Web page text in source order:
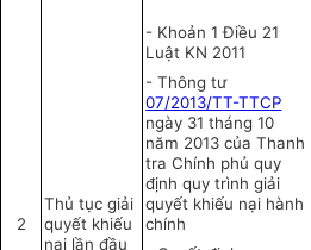
2
Thủ tục giải
quyết khiếu
nại lần đầu
- Khoản 1 Điều 21
Luật KN 2011
-Thông tư
07/2013/TT-TTCP
ngày 31 tháng 10
năm 2013 của Thanh
tra Chính phủ quy
định quy trình giải
quyết khiếu nại hành
chính